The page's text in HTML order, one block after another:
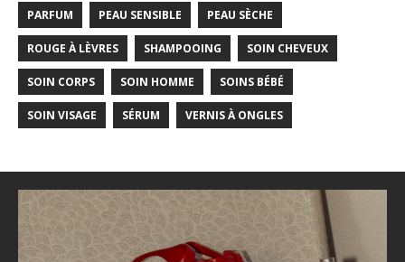
PARFUM PEAU SENSIBLE PEAU SÈCHE
ROUGE À LÈVRES SHAMPOOING SOIN CHEVEUX
SOIN CORPS SOIN HOMME SOINS BÉBÉ
SOIN VISAGE SÉRUM VERNIS À ONGLES